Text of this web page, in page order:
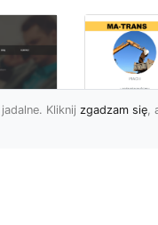
Kliknij zgadzam się,